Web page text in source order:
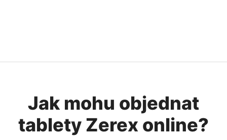
Jak mohu objednat
tablety Zerex online?